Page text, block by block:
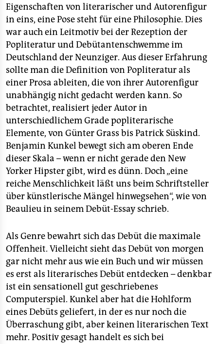
Eigenschaften von literarischer und Autorenfigur
in eins, eine Pose steht für eine Philosophie. Dies
war auch ein Leitmotiv bei der Rezeption der
Popliteratur und Debütantenschwemme im
Deutschland der Neunziger. Aus dieser Erfahrung
sollte man die Definition von Popliteratur als
einer Prosa ableiten, die von ihrer Autorenfigur
unabhängig nicht gedacht werden kann. So
betrachtet, realisiert jeder Autor in
unterschiedlichem Grade popliterarische
Elemente, von Günter Grass bis Patrick Süskind.
Benjamin Kunkel bewegt sich am oberen Ende
dieser Skala – wenn er nicht gerade den New
Yorker Hipster gibt, wird es dünn. Doch „eine
reiche Menschlichkeit läßt uns beim Schriftsteller
über künstlerische Mängel hinwegsehen“, wie von
Beaulieu in seinem Debüt-Essay schrieb.
Als Genre bewahrt sich das Debüt die maximale
Offenheit. Vielleicht sieht das Debüt von morgen
gar nicht mehr aus wie ein Buch und wir müssen
es erst als literarisches Debüt entdecken – denkbar
ist ein sensationell gut geschriebenes
Computerspiel. Kunkel aber hat die Hohlform
eines Debüts geliefert, in der es nur noch die
Überraschung gibt, aber keinen literarischen Text
mehr. Positiv gesagt handelt es sich bei